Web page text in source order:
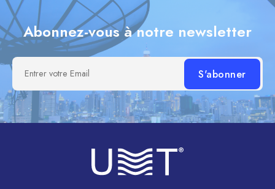
Abonnez-vous à notre newsletter
Entrer votre Email